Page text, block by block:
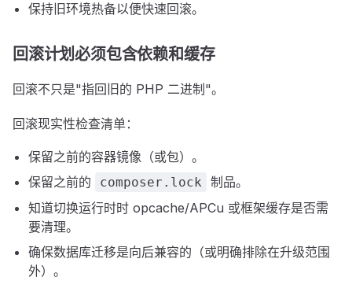
保持旧环境热备以便快速回滚。
回滚计划必须包含依赖和缓存
回滚不只是"指回旧的 PHP 二进制"。
回滚现实性检查清单：
保留之前的容器镜像（或包）。
保留之前的
composer.lock
制品。
知道切换运行时时 opcache/APCu 或框架缓存是否需
要清理。
确保数据库迁移是向后兼容的（或明确排除在升级范围
外）。